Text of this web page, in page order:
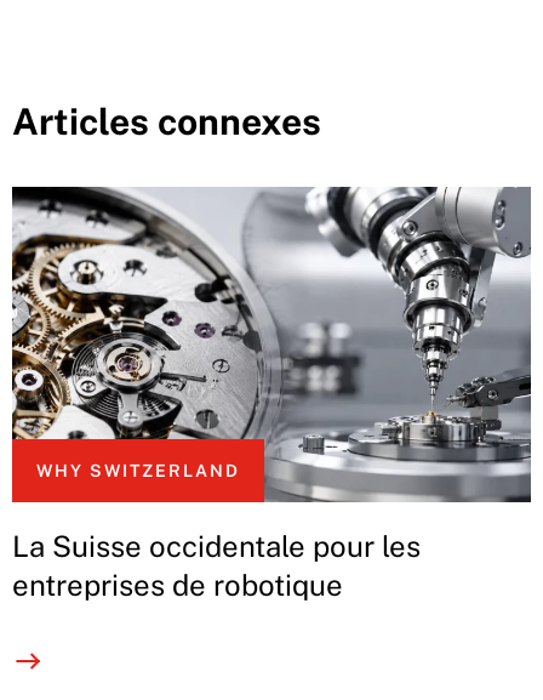
Articles connexes
WHY SWITZERLAND
La Suisse occidentale pour les
entreprises de robotique